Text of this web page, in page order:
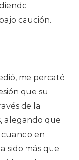
caución.
me percaté
que su
de la
alegando que
cuando en
sido más que